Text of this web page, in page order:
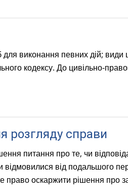
виконання певних дій; види
кодексу. До цивільно-
розгляду справи
питання про те, чи
від подальшого
право оскаржити рішення про